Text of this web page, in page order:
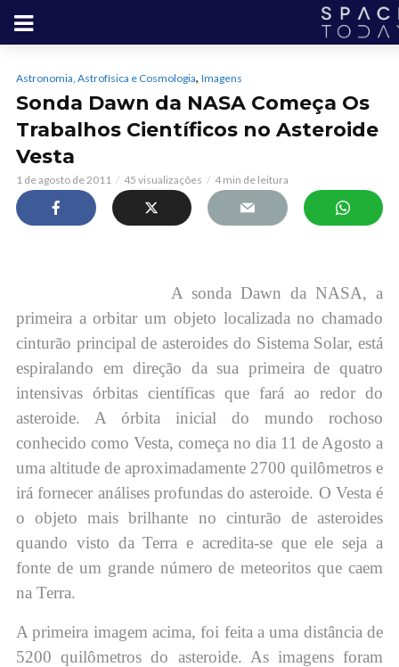
Astronomia, Astrofísica e Cosmologia, Imagens
Sonda Dawn da NASA Começa Os
Trabalhos Científicos no Asteroide
Vesta
1 de agosto de 2011 45 visualizações 4 min de leitura
A sonda Dawn da NASA, a
primeira a orbitar um objeto localizada no chamado
cinturão principal de asteroides do Sistema Solar, está
espiralando em direção da sua primeira de quatro
intensivas órbitas científicas que fará ao redor do
asteroide. A órbita inicial do mundo rochoso
conhecido como Vesta, começa no dia 11 de Agosto a
uma altitude de aproximadamente 2700 quilômetros e
irá fornecer análises profundas do asteroide. O Vesta é
o objeto mais brilhante no cinturão de asteroides
quando visto da Terra e acredita-se que ele seja a
fonte de um grande número de meteoritos que caem
na Terra.
A primeira imagem acima, foi feita a uma distância de
5200 quilômetros do asteroide. As imagens foram